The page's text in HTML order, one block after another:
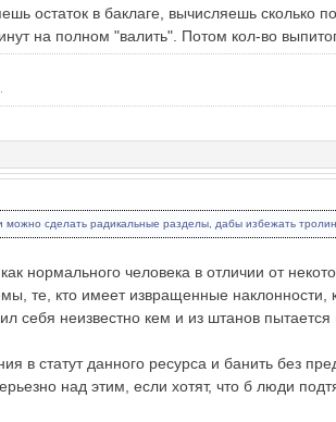
остаток в баклаге, вычисляешь
на полном "валить". Потом кол-во
можно сделать радикальные разделы, дабы избежать
нормального человека в отличии от
те, кто имеет извращенные наклонности,
себя неизвестно кем и из штанов пытается
в статут данного ресурса и банить без
над этим, если хотят, что б люди